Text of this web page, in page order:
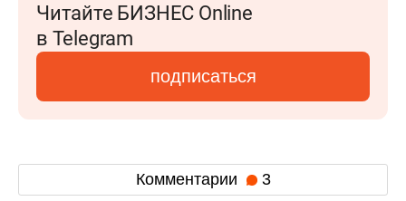
Читайте БИЗНЕС Online
в Telegram
подписаться
Комментарии 3